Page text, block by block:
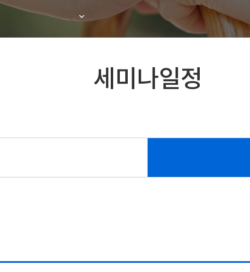
세미나일정